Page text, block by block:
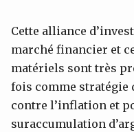
Cette alliance
marché financier et
matériels sont très
fois comme stratégie
contre l’inflation et
suraccumulation